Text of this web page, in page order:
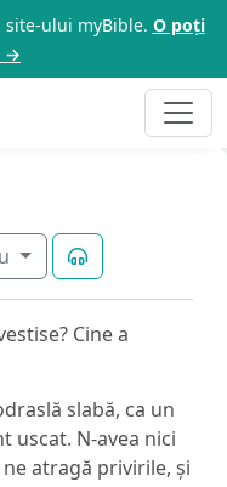
ului myBible. O poți
→
Cine a
slabă, ca un
uscat. N-avea nici
atragă privirile, și